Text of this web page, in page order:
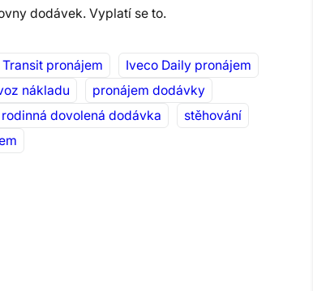
dodávek. Vyplatí se to.
Transit pronájem
Iveco Daily pronájem
nákladu
pronájem dodávky
rodinná dovolená dodávka
stěhování